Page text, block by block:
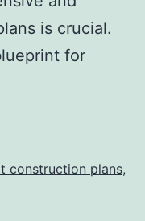
is crucial.
for
construction plans,